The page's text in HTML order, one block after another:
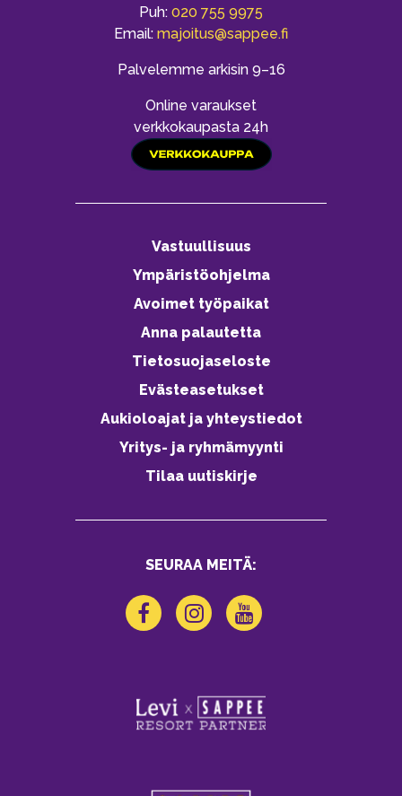
Puh: 020 755 9975
Email: majoitus@sappee.fi
Palvelemme arkisin 9–16
Online varaukset
verkkokaupasta 24h
Vastuullisuus
Ympäristöohjelma
Avoimet työpaikat
Anna palautetta
Tietosuojaseloste
Evästeasetukset
Aukioloajat ja yhteystiedot
Yritys- ja ryhmämyynti
Tilaa uutiskirje
SEURAA MEITÄ: